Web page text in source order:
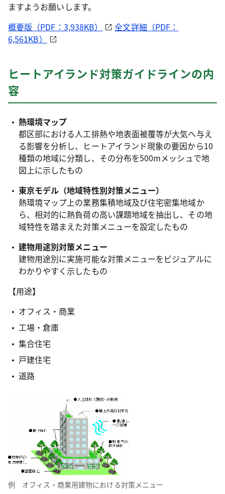
ますようお願いします。
概要版（PDF：3,938KB）
全文詳細（PDF：
6,561KB）
ヒートアイランド対策ガイドラインの内
容
熱環境マップ
都区部における人工排熱や地表面被覆等が大気へ与え
る影響を分析し、ヒートアイランド現象の要因から10
種類の地域に分類し、その分布を500mメッシュで地
図上に示したもの
東京モデル（地域特性別対策メニュー）
熱環境マップ上の業務集積地域及び住宅密集地域か
ら、相対的に熱負荷の高い課題地域を抽出し、その地
域特性を踏まえた対策メニューを設定したもの
建物用途別対策メニュー
建物用途別に実施可能な対策メニューをビジュアルに
わかりやすく示したもの
【用途】
オフィス・商業
工場・倉庫
集合住宅
戸建住宅
道路
例 オフィス・商業用建物における対策メニュー